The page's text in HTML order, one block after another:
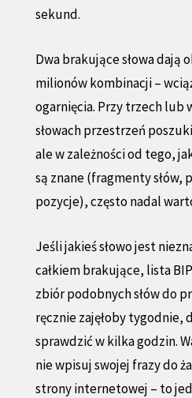
sekund.
Dwa brakujące słowa dają
milionów kombinacji –
ogarnięcia. Przy trzech lub
słowach przestrzeń
ale w zależności od tego,
są znane (fragmenty słów,
pozycje), często nadal
Jeśli jakieś słowo jest
całkiem brakujące, lista
zbiór podobnych słów do
ręcznie zajęłoby tygodnie,
sprawdzić w kilka godzin.
nie wpisuj swojej frazy do
strony internetowej – to